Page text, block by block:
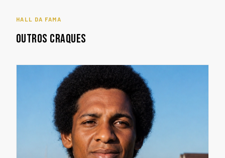
HALL DA FAMA
OUTROS CRAQUES